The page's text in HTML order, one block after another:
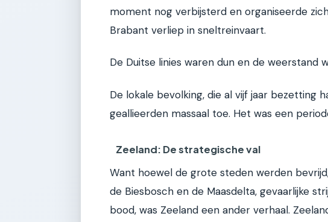
moment nog verbijsterd en organiseerde
Brabant verliep in sneltreinvaart.
De Duitse linies waren dun en de weerstand
De lokale bevolking, die al vijf jaar bezetting
geallieerden massaal toe. Het was een
Zeeland: De strategische val
Want hoewel de grote steden werden
de Biesbosch en de Maasdelta, gevaarlijke
bood, was Zeeland een ander verhaal.